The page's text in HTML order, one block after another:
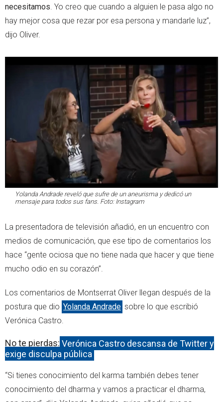
necesitamos . Yo creo que cuando a alguien le pasa algo no
hay mejor cosa que rezar por esa persona y mandarle luz”,
dijo Oliver.
Yolanda Andrade reveló que sufre de un aneurisma y dedicó un
mensaje para todos sus fans. Foto: Instagram
La presentadora de televisión añadió, en un encuentro con
medios de comunicación, que ese tipo de comentarios los
hace “gente ociosa que no tiene nada que hacer y que tiene
mucho odio en su corazón”.
Los comentarios de Montserrat Oliver llegan después de la
postura que dio Yolanda Andrade sobre lo que escribió
Verónica Castro.
No te pierdas: Verónica Castro descansa de Twitter y
exige disculpa pública
“Si tienes conocimiento del karma también debes tener
conocimiento del dharma y vamos a practicar el dharma,